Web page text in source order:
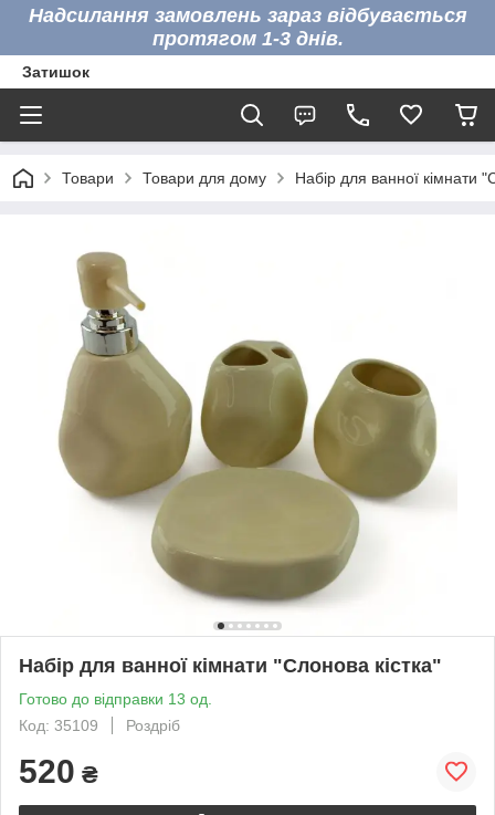
Надсилання замовлень зараз відбувається
протягом 1-3 днів.
Затишок
Товари Товари для дому Набір для ванної кімнати
Набір для ванної кімнати "Слонова кістка"
Готово до відправки 13 од.
Код: 35109
Роздріб
520 ₴